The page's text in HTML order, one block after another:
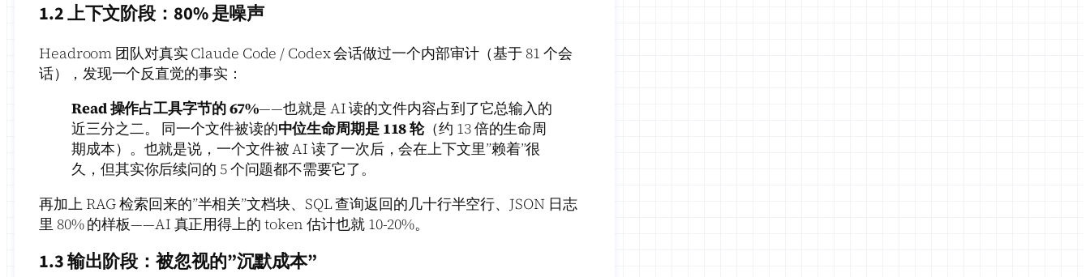
1.2 上下文阶段：80% 是噪声
Headroom 团队对真实 Claude Code / Codex 会话做过一个内部审计（基于 81 个会
话），发现一个反直觉的事实：
Read 操作占工具字节的 67%——也就是 AI 读的文件内容占到了它总输入的
近三分之二。 同一个文件被读的中位生命周期是 118 轮（约 13 倍的生命周
期成本）。也就是说，一个文件被 AI 读了一次后，会在上下文里”赖着”很
久，但其实你后续问的 5 个问题都不需要它了。
再加上 RAG 检索回来的”半相关”文档块、SQL 查询返回的几十行半空行、JSON 日志
里 80% 的样板——AI 真正用得上的 token 估计也就 10-20%。
1.3 输出阶段：被忽视的”沉默成本”